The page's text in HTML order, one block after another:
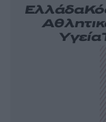
Ελλάδα
Υγεία